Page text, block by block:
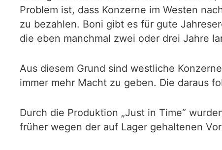
Problem ist, dass Konzerne im Westen
zu bezahlen. Boni gibt es für gute
die eben manchmal zwei oder drei Jahre
Aus diesem Grund sind westliche
immer mehr Macht zu geben. Die daraus
Durch die Produktion „Just in Time“
früher wegen der auf Lager gehaltenen